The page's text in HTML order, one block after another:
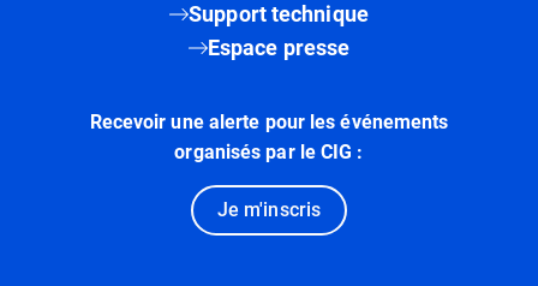
Support technique
Espace presse
Recevoir une alerte pour les événements
organisés par le CIG :
Je m'inscris